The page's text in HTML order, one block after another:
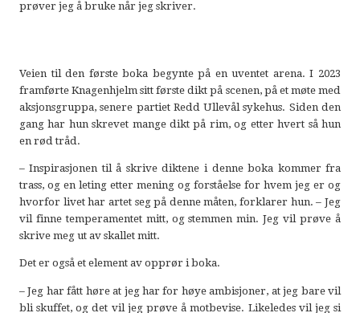
prøver jeg å bruke når jeg skriver.
Veien til den første boka begynte på en uventet arena. I 2023
framførte Knagenhjelm sitt første dikt på scenen, på et møte med
aksjonsgruppa, senere partiet Redd Ullevål sykehus. Siden den
gang har hun skrevet mange dikt på rim, og etter hvert så hun
en rød tråd.
– Inspirasjonen til å skrive diktene i denne boka kommer fra
trass, og en leting etter mening og forståelse for hvem jeg er og
hvorfor livet har artet seg på denne måten, forklarer hun. – Jeg
vil finne temperamentet mitt, og stemmen min. Jeg vil prøve å
skrive meg ut av skallet mitt.
Det er også et element av opprør i boka.
– Jeg har fått høre at jeg har for høye ambisjoner, at jeg bare vil
bli skuffet, og det vil jeg prøve å motbevise. Likeledes vil jeg si